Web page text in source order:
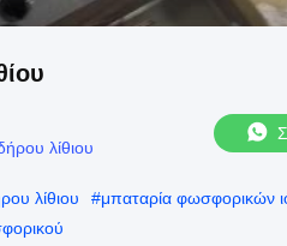
λίθιου
λίθιου #μπαταρία φωσφορικών